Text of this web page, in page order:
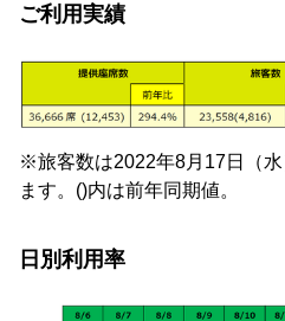
ご利用実績
※旅客数は2022年8月17日（
ます。()内は前年同期値。
日別利用率